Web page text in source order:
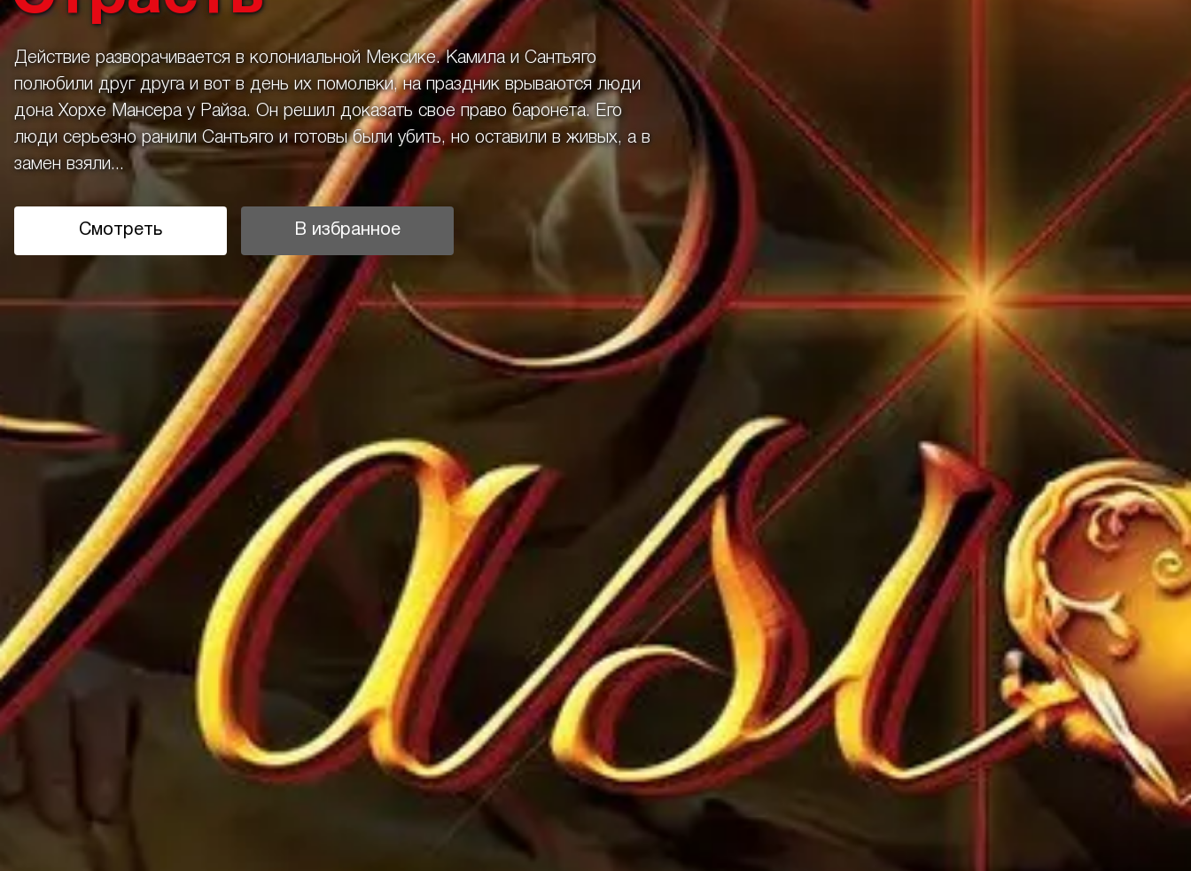
Действие разворачивается в колониальной Мексике. Камила и Сантьяго
полюбили друг друга и вот в день их помолвки, на праздник врываются люди
дона Хорхе Мансера у Райза. Он решил доказать свое право баронета. Его
люди серьезно ранили Сантьяго и готовы были убить, но оставили в живых, а в
замен взяли...
Смотреть В избранное